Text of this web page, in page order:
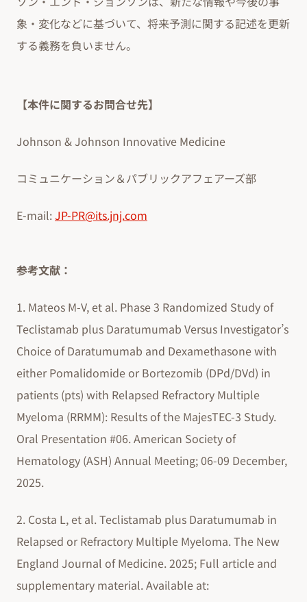
象・変化などに基づいて、将来予測に関する記述を更新
する義務を負いません。
【本件に関するお問合せ先】
Johnson & Johnson Innovative Medicine
コミュニケーション＆パブリックアフェアーズ部
E-mail:JP-PR@its.jnj.com
参考文献：
1. Mateos M-V, et al. Phase 3 Randomized Study of
Teclistamab plus Daratumumab Versus Investigator’s
Choice of Daratumumab and Dexamethasone with
either Pomalidomide or Bortezomib (DPd/DVd) in
patients (pts) with Relapsed Refractory Multiple
Myeloma (RRMM): Results of the MajesTEC-3 Study.
Oral Presentation #06. American Society of
Hematology (ASH) Annual Meeting; 06-09 December,
2025.
2. Costa L, et al. Teclistamab plus Daratumumab in
Relapsed or Refractory Multiple Myeloma. The New
England Journal of Medicine. 2025; Full article and
supplementary material. Available at: